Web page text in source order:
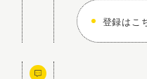
登録はこ